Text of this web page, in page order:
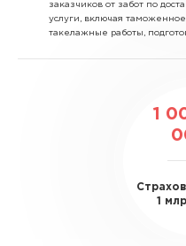
заказчиков от забот по
услуги, включая
такелажные работы,
1
1